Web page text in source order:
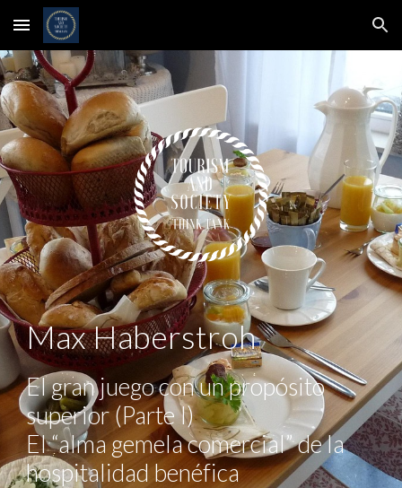
Skip to main content Skip to navigation
Max Haberstroh
El gran juego con un propósito
superior (Parte I)
El “alma gemela comercial” de la
hospitalidad benéfica